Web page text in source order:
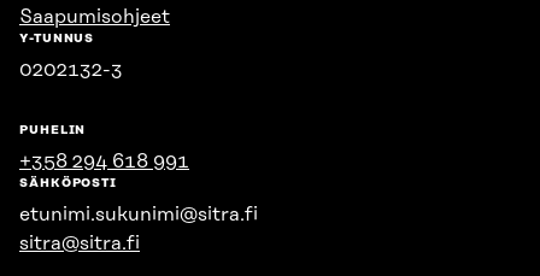
Saapumisohjeet
Y-TUNNUS
0202132-3
PUHELIN
+358 294 618 991
SÄHKÖPOSTI
etunimi.sukunimi@sitra.fi
sitra@sitra.fi